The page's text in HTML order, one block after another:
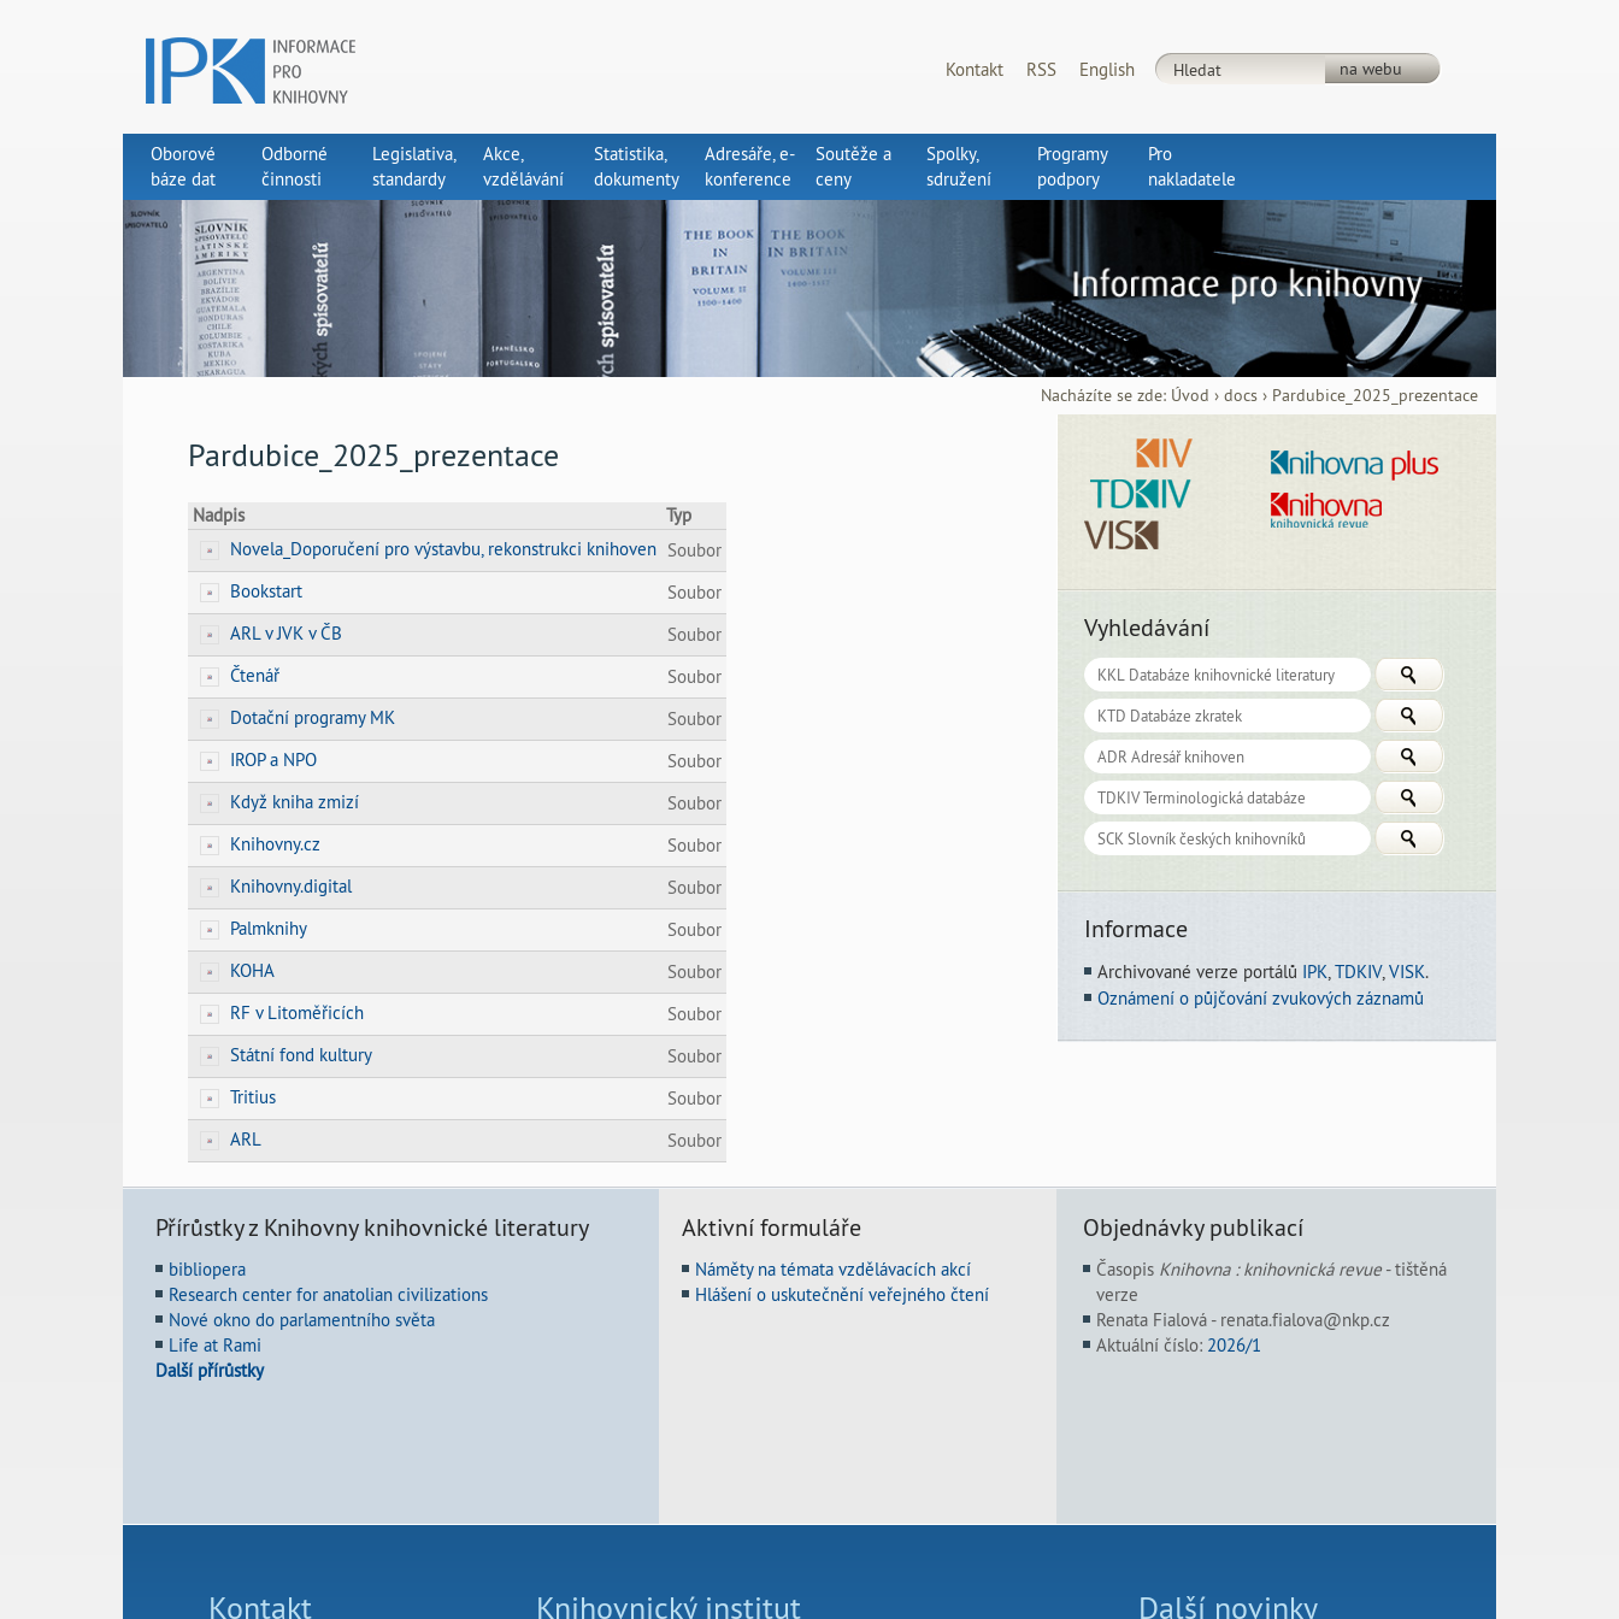
Kontakt RSS English
Oborové
báze dat
Odborné
činnosti
Legislativa,
standardy
Akce,
vzdělávání
Statistika,
dokumenty
Adresáře, e-
konference
Soutěže a
ceny
Spolky,
sdružení
Programy
podpory
Pro
nakladatele
Nacházíte se zde: Úvod ›docs › Pardubice_2025_prezentace
Pardubice_2025_prezentace
Nadpis
Typ
Novela_Doporučení pro výstavbu, rekonstrukci knihoven Soubor
Bookstart
Soubor
ARL v JVK v ČB
Soubor
Čtenář
Soubor
Dotační programy MK
Soubor
IROP a NPO
Soubor
Když kniha zmizí
Soubor
Knihovny.cz
Soubor
Knihovny.digital
Soubor
Palmknihy
Soubor
KOHA
Soubor
RF v Litoměřicích
Soubor
Státní fond kultury
Soubor
Tritius
Soubor
ARL
Soubor
Vyhledávání
Informace
Archivované verze portálů IPK,TDKIV,VISK.
Oznámení o půjčování zvukových záznamů
Přírůstky z Knihovny knihovnické literatury
bibliopera
Research center for anatolian civilizations
Nové okno do parlamentního světa
Life at Rami
Další přírůstky
Aktivní formuláře
Náměty na témata vzdělávacích akcí
Hlášení o uskutečnění veřejného čtení
Objednávky publikací
Časopis Knihovna : knihovnická revue- tištěná
verze
Renata Fialová - renata.fialova@nkp.cz
Aktuální číslo: 2026/1
Kontakt Knihovnický institut Další novinky